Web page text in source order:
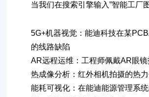
当我们在搜索引擎输入”智能工厂
5G+机器视觉 ：能迪科技在某
的线路缺陷
AR远程运维 ：工程师佩戴AR眼
热成像分析 ：红外相机拍摄的热
能耗可视化 ：在能迪能源管理系